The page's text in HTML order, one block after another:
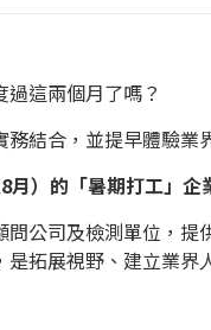
這兩個月了嗎？
結合，並提早體驗業
月）的「暑期打工」企
公司及檢測單位，提
拓展視野、建立業界